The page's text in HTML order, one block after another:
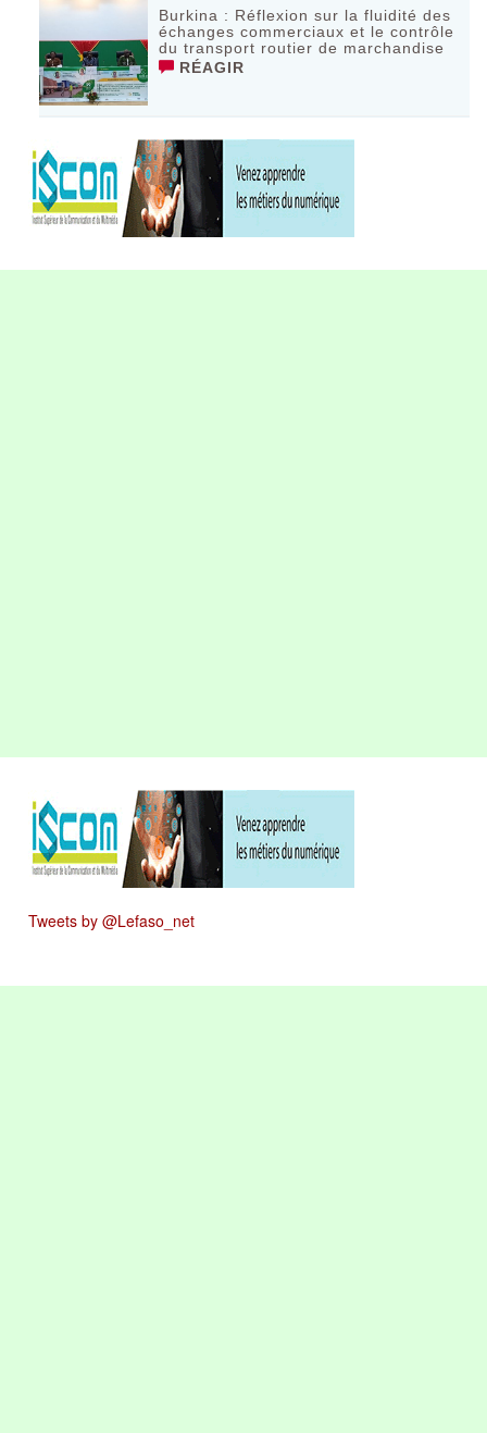
Burkina : Réflexion sur la fluidité des
échanges commerciaux et le contrôle
du transport routier de marchandise
RÉAGIR
Tweets by @Lefaso_net